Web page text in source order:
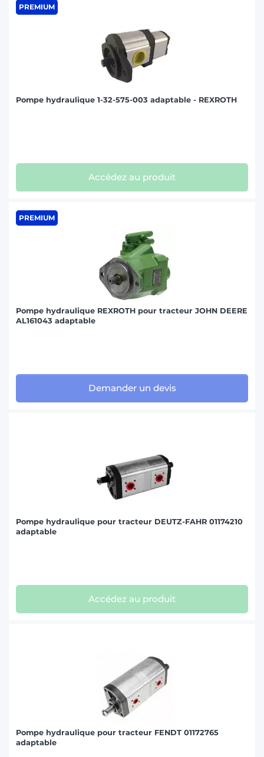
PREMIUM
Pompe hydraulique 1-32-575-003 adaptable - REXROTH
Accédez au produit
PREMIUM
Pompe hydraulique REXROTH pour tracteur JOHN DEERE
AL161043 adaptable
Demander un devis
Pompe hydraulique pour tracteur DEUTZ-FAHR 01174210
adaptable
Accédez au produit
Pompe hydraulique pour tracteur FENDT 01172765
adaptable